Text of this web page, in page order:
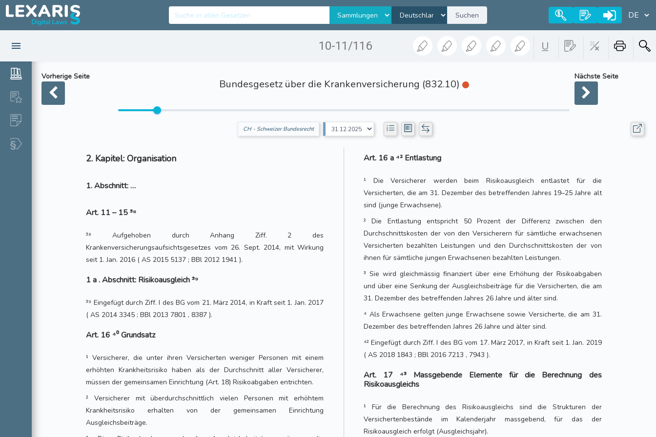
Suchen
10-11/116
Vorherige Seite
Bundesgesetz über die Krankenversicherung (832.10)
Nächste Seite
CH - Schweizer Bundesrecht
2. Kapitel: Organisation
1. Abschnitt: …
Art. 11 – 15 ³⁸
³⁸ Aufgehoben durch Anhang Ziff. 2 des
Krankenversicherungsaufsichtsgesetzes vom 26. Sept. 2014, mit Wirkung
seit 1. Jan. 2016 ( AS 2015 5137 ; BBl 2012 1941 ).
1 a . Abschnitt: Risikoausgleich ³⁹
³⁹ Eingefügt durch Ziff. I des BG vom 21. März 2014, in Kraft seit 1. Jan. 2017
( AS 2014 3345 ; BBl 2013 7801 , 8387 ).
Art. 16 ⁴⁰ Grundsatz
¹ Versicherer, die unter ihren Versicherten weniger Personen mit einem
erhöhten Krankheitsrisiko haben als der Durchschnitt aller Versicherer,
müssen der gemeinsamen Einrichtung (Art. 18) Risikoabgaben entrichten.
² Versicherer mit überdurchschnittlich vielen Personen mit erhöhtem
Krankheitsrisiko erhalten von der gemeinsamen Einrichtung
Ausgleichsbeiträge.
Art. 16 a ⁴² Entlastung
¹ Die Versicherer werden beim Risikoausgleich entlastet für die
Versicherten, die am 31. Dezember des betreffenden Jahres 19–25 Jahre alt
sind (junge Erwachsene).
² Die Entlastung entspricht 50 Prozent der Differenz zwischen den
Durchschnittskosten der von den Versicherern für sämtliche erwachsenen
Versicherten bezahlten Leistungen und den Durchschnittskosten der von
ihnen für sämtliche jungen Erwachsenen bezahlten Leistungen.
³ Sie wird gleichmässig finanziert über eine Erhöhung der Risikoabgaben
und über eine Senkung der Ausgleichsbeiträge für die Versicherten, die am
31. Dezember des betreffenden Jahres 26 Jahre und älter sind.
⁴ Als Erwachsene gelten junge Erwachsene sowie Versicherte, die am 31.
Dezember des betreffenden Jahres 26 Jahre und älter sind.
⁴² Eingefügt durch Ziff. I des BG vom 17. März 2017, in Kraft seit 1. Jan. 2019
( AS 2018 1843 ; BBl 2016 7213 , 7943 ).
Art. 17 ⁴³ Massgebende Elemente für die Berechnung des
Risikoausgleichs
¹ Für die Berechnung des Risikoausgleichs sind die Strukturen der
Versichertenbestände im Kalenderjahr massgebend, für das der
Risikoausgleich erfolgt (Ausgleichsjahr).